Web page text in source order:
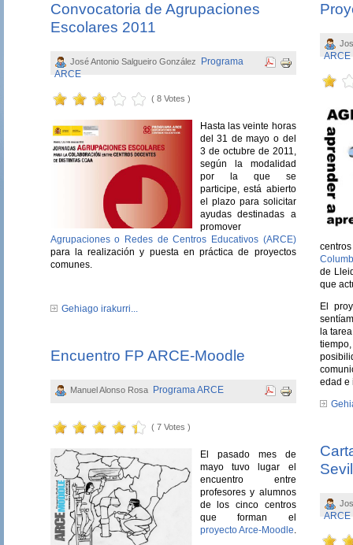
Convocatoria de Agrupaciones
Escolares 2011
José Antonio Salgueiro González
Programa
ARCE
( 8 Votes )
Hasta las veinte horas
del 31 de mayo o del
3 de octubre de 2011,
según la modalidad
por la que se
participe, está abierto
el plazo para solicitar
ayudas destinadas a
promover
Agrupaciones o Redes de Centros Educativos (ARCE)
para la realización y puesta en práctica de proyectos
comunes.
Gehiago irakurri...
Encuentro FP ARCE-Moodle
Manuel Alonso Rosa Programa ARCE
( 7 Votes )
El pasado mes de
mayo tuvo lugar el
encuentro entre
profesores y alumnos
de los cinco centros
que forman el
proyecto Arce-Moodle
ARCE
de
que
El
la
edad e
ARCE